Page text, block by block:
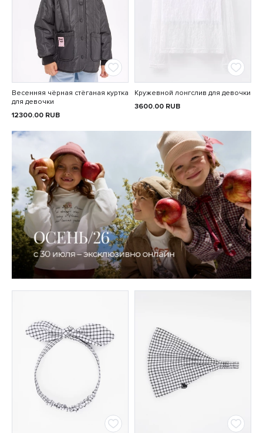
Весенняя чёрная стёганая куртка
для девочки
12300.00 RUB
Кружевной лонгслив для девочки
3600.00 RUB